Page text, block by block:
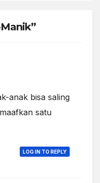
anak bisa saling
satu
LOG IN TO REPLY